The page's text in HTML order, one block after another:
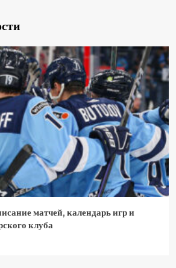
матчей, календарь игр и
клуба